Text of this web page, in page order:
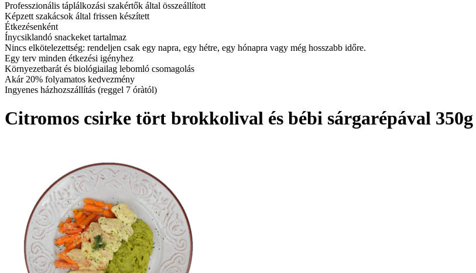
Professzionális táplálkozási szakértők által összeállított
Képzett szakácsok által frissen készített
Étkezésenként
Ínycsiklandó snackeket tartalmaz
Nincs elkötelezettség: rendeljen csak egy napra, egy hétre, egy hónapra vagy még hosszabb időre.
Egy terv minden étkezési igényhez
Környezetbarát és biológiailag lebomló csomagolás
Akár 20% folyamatos kedvezmény
Ingyenes házhozszállítás (reggel 7 óràtól)
Citromos csirke tört brokkolival és bébi sárgarépával 350g